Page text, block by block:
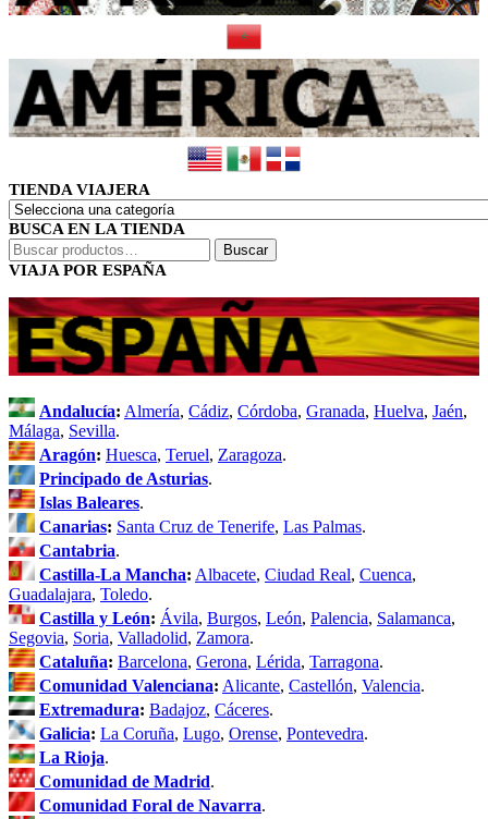
TIENDA VIAJERA
BUSCA EN LA TIENDA
Buscar
por:
Buscar
VIAJA POR ESPAÑA
Andalucía: Almería, Cádiz, Córdoba, Granada, Huelva, Jaén,
Málaga, Sevilla.
Aragón: Huesca, Teruel, Zaragoza.
Principado de Asturias.
Islas Baleares.
Canarias: Santa Cruz de Tenerife, Las Palmas.
Cantabria.
Castilla-La Mancha: Albacete, Ciudad Real, Cuenca,
Guadalajara, Toledo.
Castilla y León: Ávila, Burgos, León, Palencia, Salamanca,
Segovia, Soria, Valladolid, Zamora.
Cataluña: Barcelona, Gerona, Lérida, Tarragona.
Comunidad Valenciana: Alicante, Castellón, Valencia.
Extremadura: Badajoz, Cáceres.
Galicia: La Coruña, Lugo, Orense, Pontevedra.
La Rioja.
Comunidad de Madrid.
Comunidad Foral de Navarra.